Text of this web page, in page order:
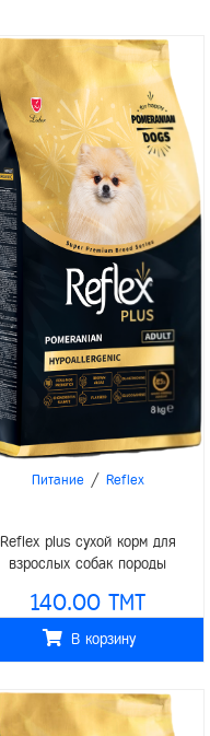
Питание / Reflex
Reflex plus сухой корм для
взрослых собак породы
140.00 TMT
В корзину